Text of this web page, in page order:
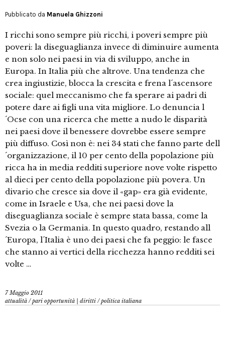
Pubblicato da Manuela Ghizzoni
I ricchi sono sempre più ricchi, i poveri sempre più
poveri: la diseguaglianza invece di diminuire aumenta
e non solo nei paesi in via di sviluppo, anche in
Europa. In Italia più che altrove. Una tendenza che
crea ingiustizie, blocca la crescita e frena l´ascensore
sociale: quel meccanismo che fa sperare ai padri di
potere dare ai figli una vita migliore. Lo denuncia l
´Ocse con una ricerca che mette a nudo le disparità
nei paesi dove il benessere dovrebbe essere sempre
più diffuso. Così non è: nei 34 stati che fanno parte dell
´organizzazione, il 10 per cento della popolazione più
ricca ha in media redditi superiore nove volte rispetto
al dieci per cento della popolazione più povera. Un
divario che cresce sia dove il «gap» era già evidente,
come in Israele e Usa, che nei paesi dove la
diseguaglianza sociale è sempre stata bassa, come la
Svezia o la Germania. In questo quadro, restando all
´Europa, l´Italia è uno dei paesi che fa peggio: le fasce
che stanno ai vertici della ricchezza hanno redditi sei
volte …
7 Maggio 2011
attualità /pari opportunità | diritti /politica italiana